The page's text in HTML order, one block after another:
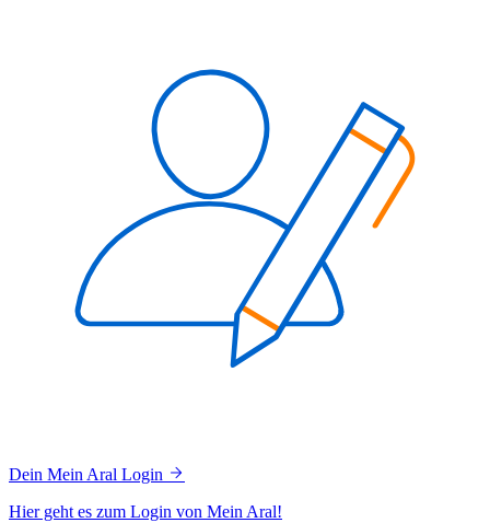
Dein Mein Aral Login
Hier geht es zum Login von Mein Aral!